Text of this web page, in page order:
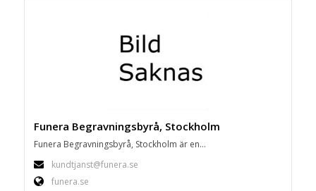
Funera Begravningsbyrå, Stockholm
Funera Begravningsbyrå, Stockholm är en...
kundtjanst@funera.se
funera.se